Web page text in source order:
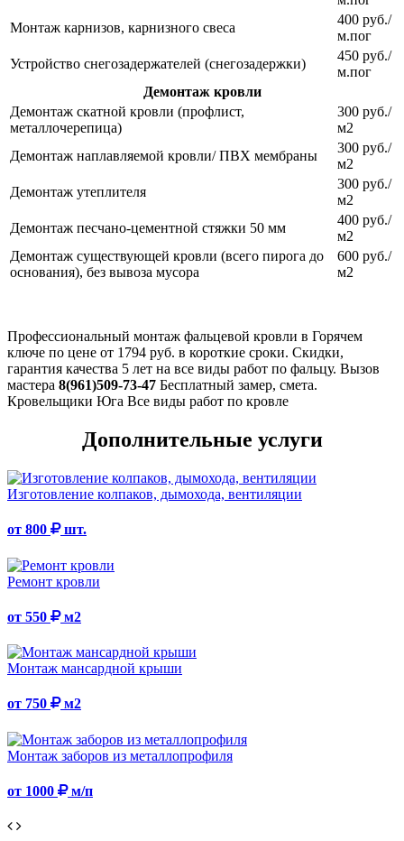
Монтаж карнизов, карнизного свеса
400 руб./
м.пог
Устройство снегозадержателей (снегозадержки)
450 руб./
м.пог
Демонтаж кровли
Демонтаж скатной кровли (профлист,
металлочерепица)
300 руб./
м2
Демонтаж наплавляемой кровли/ ПВХ мембраны
300 руб./
м2
Демонтаж утеплителя
300 руб./
м2
Демонтаж песчано-цементной стяжки 50 мм
400 руб./
м2
Демонтаж существующей кровли (всего пирога до
основания), без вывоза мусора
600 руб./
м2
Профессиональный монтаж фальцевой кровли в Горячем
ключе по цене от 1794 руб. в короткие сроки. Cкидки,
гарантия качества 5 лет на все виды работ по фальцу. Вызов
мастера 8(961)509-73-47 Бесплатный замер, смета.
Кровельщики Юга Все виды работ по кровле
Дополнительные услуги
Изготовление колпаков, дымохода, вентиляции
от 800 шт.
Ремонт кровли
от 550 м2
Монтаж мансардной крыши
от 750 м2
Монтаж заборов из металлопрофиля
от 1000 м/п